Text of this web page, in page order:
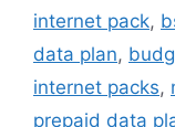
internet pack,
data plan,
internet packs,
prepaid data